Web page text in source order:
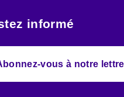
informé
vous à notre